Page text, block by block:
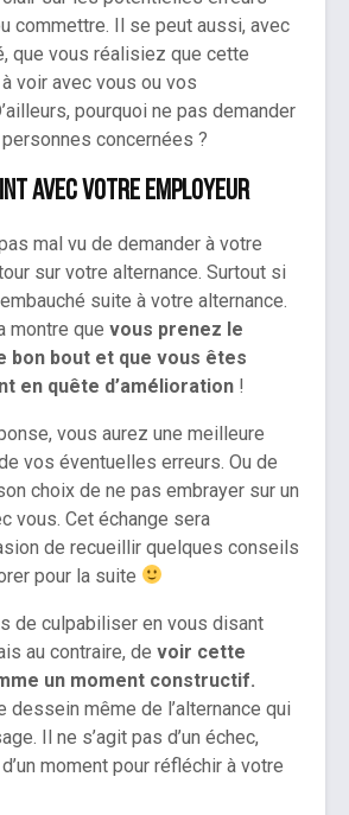
commettre. Il se peut aussi, avec
que vous réalisiez que cette
voir avec vous ou vos
pourquoi ne pas demander
concernées ?
avec votre employeur
mal vu de demander à votre
sur votre alternance. Surtout si
suite à votre alternance.
montre que vous prenez le
bon bout et que vous êtes
en quête d’amélioration !
vous aurez une meilleure
vos éventuelles erreurs. Ou de
choix de ne pas embrayer sur un
vous. Cet échange sera
de recueillir quelques conseils
pour la suite
de culpabiliser en vous disant
au contraire, de voir cette
un moment constructif.
dessein même de l’alternance qui
Il ne s’agit pas d’un échec,
moment pour réfléchir à votre